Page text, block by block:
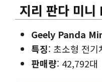
지리 판다 미니
Geely Panda
특징: 초소형 전기
판매량: 42,792대